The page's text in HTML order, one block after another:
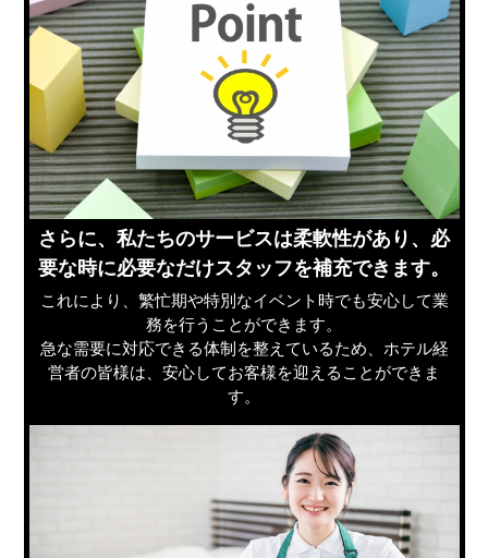
さらに、私たちのサービスは柔軟性があり、必
要な時に必要なだけスタッフを補充できます。
これにより、繁忙期や特別なイベント時でも安心して業
務を行うことができます。
急な需要に対応できる体制を整えているため、ホテル経
営者の皆様は、安心してお客様を迎えることができま
す。